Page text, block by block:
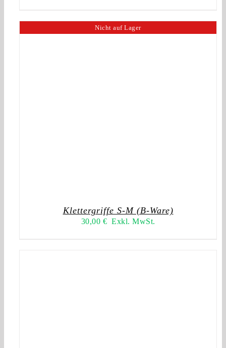
Nicht auf Lager
Klettergriffe S-M (B-Ware)
30,00 € Exkl. MwSt.